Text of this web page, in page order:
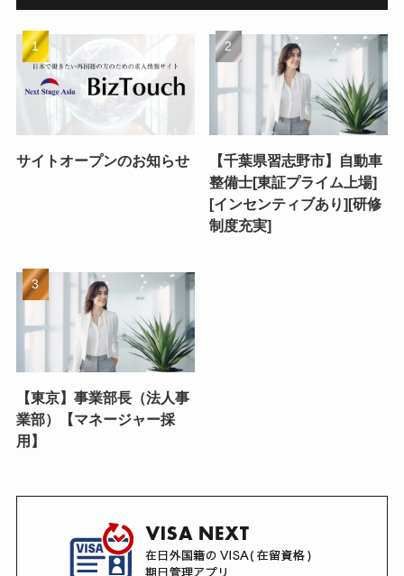
サイトオープンのお知らせ
【千葉県習志野市】自動車
整備士[東証プライム上場]
[インセンティブあり][研修
制度充実]
【東京】事業部長（法人事
業部）【マネージャー採
用】